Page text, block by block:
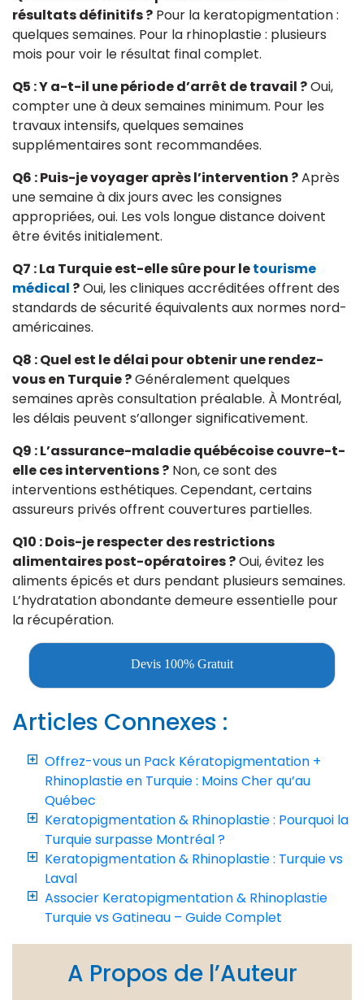
résultats définitifs ? Pour la keratopigmentation :
quelques semaines. Pour la rhinoplastie : plusieurs
mois pour voir le résultat final complet.
Q5 : Y a-t-il une période d’arrêt de travail ?Oui,
compter une à deux semaines minimum. Pour les
travaux intensifs, quelques semaines
supplémentaires sont recommandées.
Q6 : Puis-je voyager après l’intervention ?Après
une semaine à dix jours avec les consignes
appropriées, oui. Les vols longue distance doivent
être évités initialement.
Q7 : La Turquie est-elle sûre pour letourisme
médical ?Oui, les cliniques accréditées offrent des
standards de sécurité équivalents aux normes nord-
américaines.
Q8 : Quel est le délai pour obtenir une rendez-
vous en Turquie ?Généralement quelques
semaines après consultation préalable. À Montréal,
les délais peuvent s’allonger significativement.
Q9 : L’assurance-maladie québécoise couvre-t-
elle ces interventions ? Non, ce sont des
interventions esthétiques. Cependant, certains
assureurs privés offrent couvertures partielles.
Q10 : Dois-je respecter des restrictions
alimentaires post-opératoires ?Oui, évitez les
aliments épicés et durs pendant plusieurs semaines.
L’hydratation abondante demeure essentielle pour
la récupération.
Devis 100% Gratuit
Articles Connexes :
Offrez-vous un Pack Kératopigmentation +
Rhinoplastie en Turquie : Moins Cher qu’au
Québec
Keratopigmentation & Rhinoplastie : Pourquoi la
Turquie surpasse Montréal ?
Keratopigmentation & Rhinoplastie : Turquie vs
Laval
Associer Keratopigmentation & Rhinoplastie
Turquie vs Gatineau – Guide Complet
A Propos de l’Auteur